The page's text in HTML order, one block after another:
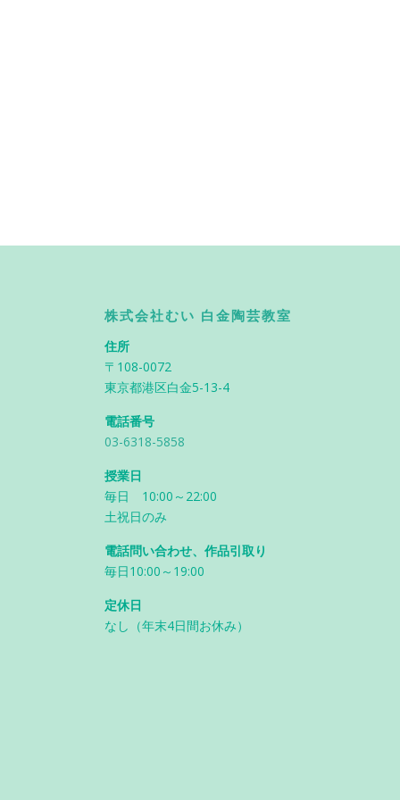
株式会社むい 白金陶芸教室
住所
〒108-0072
東京都港区白金5-13-4
電話番号
03-6318-5858
授業日
毎日 10:00～22:00
土祝日のみ
電話問い合わせ、作品引取り
毎日10:00～19:00
定休日
なし（年末4日間お休み）